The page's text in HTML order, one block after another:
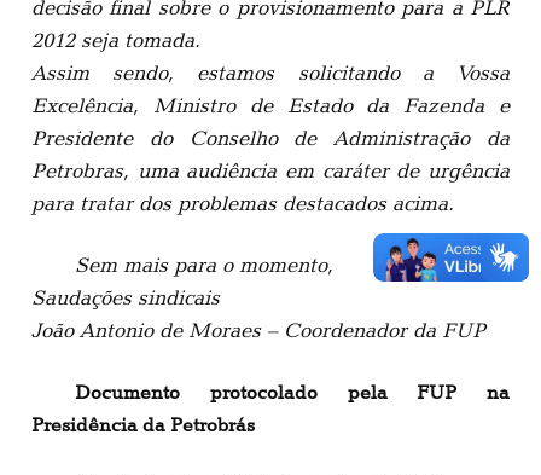
decisão final sobre o provisionamento para a PLR
2012 seja tomada.
Assim sendo, estamos solicitando a Vossa
Excelência, Ministro de Estado da Fazenda e
Presidente do Conselho de Administração da
Petrobras, uma audiência em caráter de urgência
para tratar dos problemas destacados acima.
Sem mais para o momento,
Saudações sindicais
João Antonio de Moraes – Coordenador da FUP
Documento protocolado pela FUP na
Presidência da Petrobrás